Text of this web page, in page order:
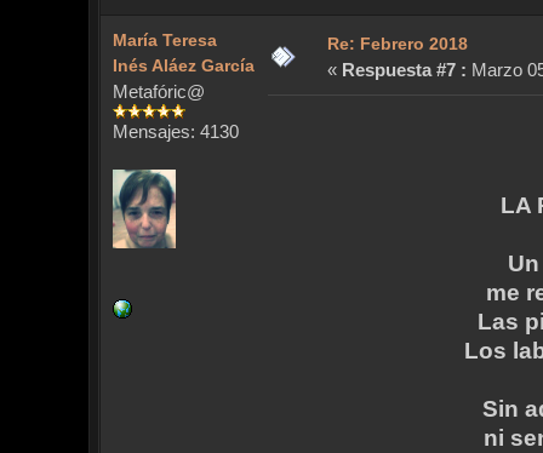
María Teresa
Inés Aláez García
Metafóric@
Mensajes: 4130
Re: Febrero 2018
« Respuesta #7 : Marzo
LA
me
Las
Los
Sin
ni